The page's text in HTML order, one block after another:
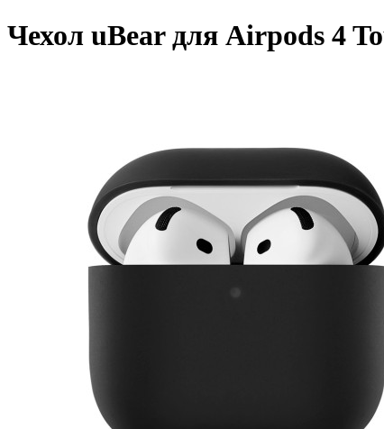
Чехол uBear для Airpods 4